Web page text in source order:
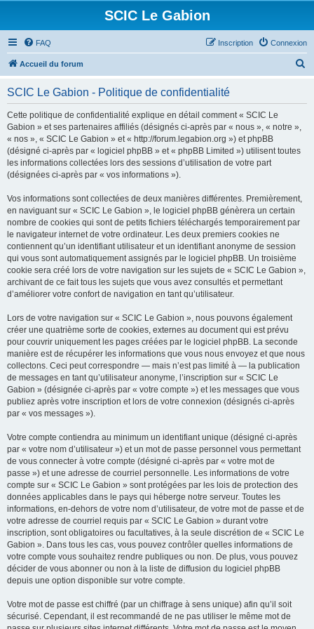
SCIC Le Gabion
FAQ Connexion
Inscription
Accueil du forum
SCIC Le Gabion - Politique de confidentialité
Cette politique de confidentialité explique en détail comment « SCIC Le
Gabion » et ses partenaires affiliés (désignés ci-après par « nous », « notre »,
« nos », « SCIC Le Gabion » et « http://forum.legabion.org ») et phpBB
(désigné ci-après par « logiciel phpBB » et « phpBB Limited ») utilisent toutes
les informations collectées lors des sessions d’utilisation de votre part
(désignées ci-après par « vos informations »).
Vos informations sont collectées de deux manières différentes. Premièrement,
en naviguant sur « SCIC Le Gabion », le logiciel phpBB génèrera un certain
nombre de cookies qui sont de petits fichiers téléchargés temporairement par
le navigateur internet de votre ordinateur. Les deux premiers cookies ne
contiennent qu’un identifiant utilisateur et un identifiant anonyme de session
qui vous sont automatiquement assignés par le logiciel phpBB. Un troisième
cookie sera créé lors de votre navigation sur les sujets de « SCIC Le Gabion »,
archivant de ce fait tous les sujets que vous avez consultés et permettant
d’améliorer votre confort de navigation en tant qu’utilisateur.
Lors de votre navigation sur « SCIC Le Gabion », nous pouvons également
créer une quatrième sorte de cookies, externes au document qui est prévu
pour couvrir uniquement les pages créées par le logiciel phpBB. La seconde
manière est de récupérer les informations que vous nous envoyez et que nous
collectons. Ceci peut correspondre — mais n’est pas limité à — la publication
de messages en tant qu’utilisateur anonyme, l’inscription sur « SCIC Le
Gabion » (désignée ci-après par « votre compte ») et les messages que vous
publiez après votre inscription et lors de votre connexion (désignés ci-après
par « vos messages »).
Votre compte contiendra au minimum un identifiant unique (désigné ci-après
par « votre nom d’utilisateur ») et un mot de passe personnel vous permettant
de vous connecter à votre compte (désigné ci-après par « votre mot de
passe ») et une adresse de courriel personnelle. Les informations de votre
compte sur « SCIC Le Gabion » sont protégées par les lois de protection des
données applicables dans le pays qui héberge notre serveur. Toutes les
informations, en-dehors de votre nom d’utilisateur, de votre mot de passe et de
votre adresse de courriel requis par « SCIC Le Gabion » durant votre
inscription, sont obligatoires ou facultatives, à la seule discrétion de « SCIC Le
Gabion ». Dans tous les cas, vous pouvez contrôler quelles informations de
votre compte vous souhaitez rendre publiques ou non. De plus, vous pouvez
décider de vous abonner ou non à la liste de diffusion du logiciel phpBB
depuis une option disponible sur votre compte.
Votre mot de passe est chiffré (par un chiffrage à sens unique) afin qu’il soit
sécurisé. Cependant, il est recommandé de ne pas utiliser le même mot de